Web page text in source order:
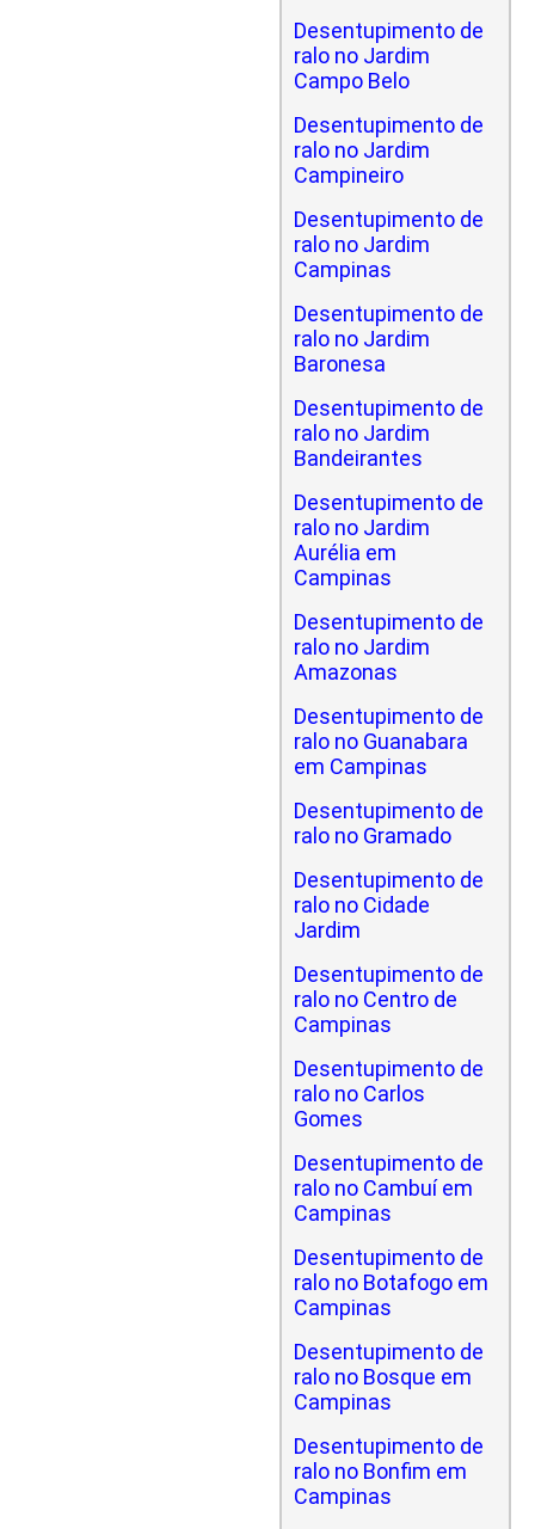
Desentupimento de
ralo no Jardim
Campo Belo
Desentupimento de
ralo no Jardim
Campineiro
Desentupimento de
ralo no Jardim
Campinas
Desentupimento de
ralo no Jardim
Baronesa
Desentupimento de
ralo no Jardim
Bandeirantes
Desentupimento de
ralo no Jardim
Aurélia em
Campinas
Desentupimento de
ralo no Jardim
Amazonas
Desentupimento de
ralo no Guanabara
em Campinas
Desentupimento de
ralo no Gramado
Desentupimento de
ralo no Cidade
Jardim
Desentupimento de
ralo no Centro de
Campinas
Desentupimento de
ralo no Carlos
Gomes
Desentupimento de
ralo no Cambuí em
Campinas
Desentupimento de
ralo no Botafogo em
Campinas
Desentupimento de
ralo no Bosque em
Campinas
Desentupimento de
ralo no Bonfim em
Campinas